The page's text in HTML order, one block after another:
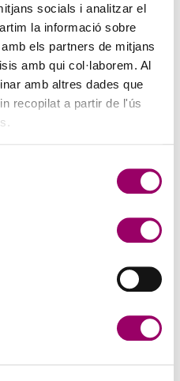
socials i analitzar el
la informació sobre
els partners de mitjans
amb qui col·laborem. Al
amb altres dades que
recopilat a partir de l'ús
D’EDIFICIS: ENTRADA
en vigor les modificacions
en certificació d’eficiència